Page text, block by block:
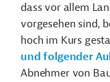
dass vor allem
vorgesehen sind,
hoch im Kurs
und folgender
Abnehmer von